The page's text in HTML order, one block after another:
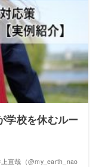
校を休むルー
直哉（@my_earth_nao